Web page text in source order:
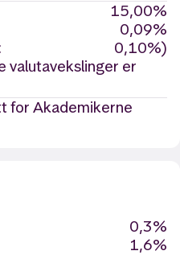
15,00%
0,09%
0,10%)
valutavekslinger er
for Akademikerne
0,3%
1,6%